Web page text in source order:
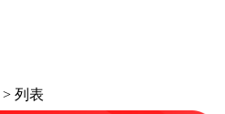
> 列表